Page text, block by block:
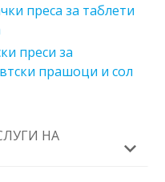
преса за таблети
преси за
прашоци и сол
НА